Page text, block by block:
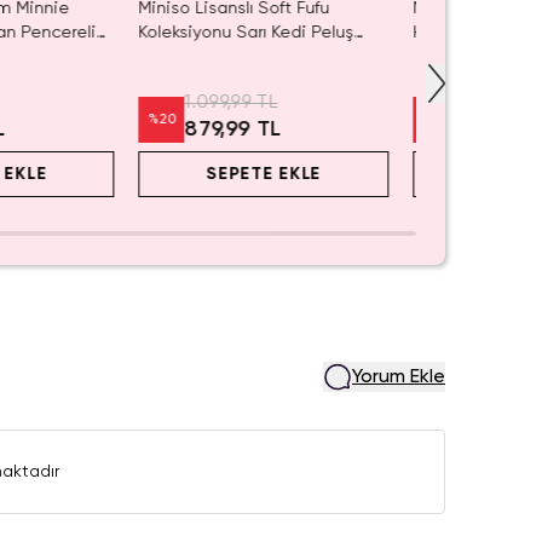
Minnie
Pencereli
–
EKLE
Miniso Lisanslı Soft Fufu
Koleksiyonu Sarı Kedi Peluş
%20
1.099,99 TL
879,99 TL
SEPETE EKLE
Miniso Lisanslı
Hamuru Seti
Yorum Ekle